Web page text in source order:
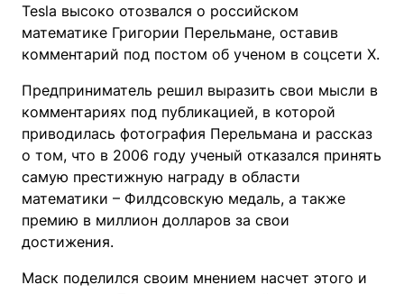
Tesla высоко отозвался о российском
математике Григории Перельмане, оставив
комментарий под постом об ученом в соцсети X.
Предприниматель решил выразить свои мысли в
комментариях под публикацией, в которой
приводилась фотография Перельмана и рассказ
о том, что в 2006 году ученый отказался принять
самую престижную награду в области
математики – Филдсовскую медаль, а также
премию в миллион долларов за свои
достижения.
Маск поделился своим мнением насчет этого и